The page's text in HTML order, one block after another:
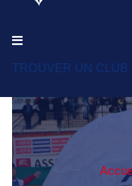
TROUVER UN CLUB